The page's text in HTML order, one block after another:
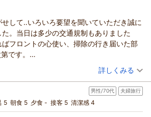
、スタッフ一同努めて参ります。
お待ち申し上げております。
（返信日：2026/07/19）
からの返信
様とホテル・フロラシオン那須にお越し
うございます。
ただき重ねて御礼申し上げます。
のご夕食付きプランを2泊ご連泊にてご利
言葉をいただき、大変光栄に存じます。
たお言葉を励みとして、今後もより一層
けるよう、
ります。
して‥いろいろ要望を聞いていただき誠に
。当日は多少の交通規制もありました
フロントの心使い、掃除の行き届いた部
です。
（投稿日：2026/07/17）
泊 (夫婦旅行)
ドメニュービュッフェ】熟成黒毛和牛の芳醇グリ
ビュッフェ
和室 朝・夕
詳しくみる
男性/70代 夫婦旅行
5 朝食 5 夕食 - 接客 5 清潔感 4